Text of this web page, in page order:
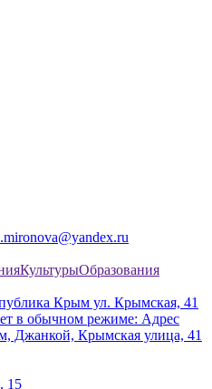
КультурыОбразования
Крым ул. Крымская, 41
в обычном режиме: Адрес
Джанкой, Крымская улица, 41
15